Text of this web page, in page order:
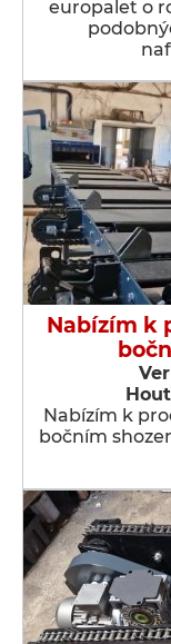
europalet o
Nabízím k
Nabízím k
bočním